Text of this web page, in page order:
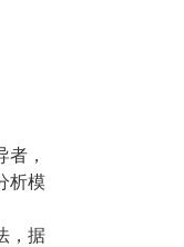
，
析模
，据